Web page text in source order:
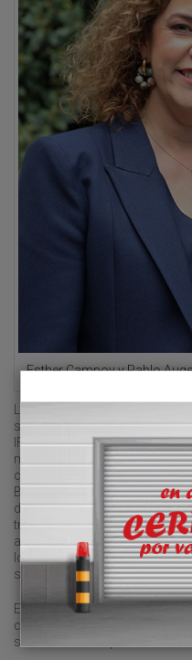
Esther Campoy y Pablo
La compañía, que cumple
sector, ha cimentado su
IFS España inició su camino
marítimo, su negocio
conexiones en
hubs
Bilbao, Algeciras y Vigo. Con
demandas de los clientes en
transformación, la compañía
almacenaje y consolidación
logísticos en Madrid,
servicios aéreos.
En paralelo, reforzó su
como Portugal, Argelia,
sus clientes en operaciones